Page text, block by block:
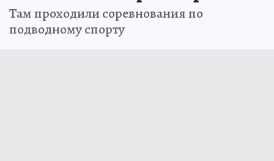
Там проходили соревнования по
подводному спорту